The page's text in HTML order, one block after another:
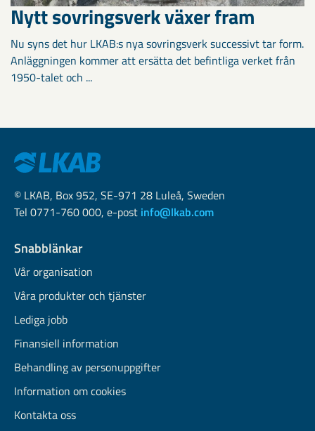
Nytt sovringsverk växer fram
Nu syns det hur LKAB:s nya sovringsverk successivt tar form.
Anläggningen kommer att ersätta det befintliga verket från
1950-talet och ...
© LKAB, Box 952, SE-971 28 Luleå, Sweden
Tel 0771-760 000, e-post info@lkab.com
Snabblänkar
Vår organisation
Våra produkter och tjänster
Lediga jobb
Finansiell information
Behandling av personuppgifter
Information om cookies
Kontakta oss